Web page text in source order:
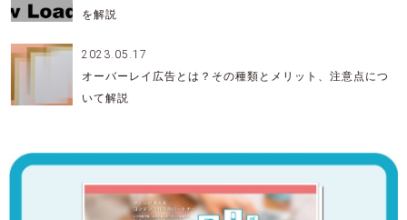
を解説
2023.05.17
オーバーレイ広告とは？その種類とメリット、注意点につ
いて解説